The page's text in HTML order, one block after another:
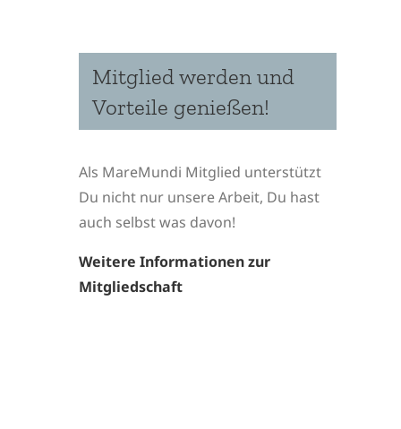
Mitglied werden und
Vorteile genießen!
Als MareMundi Mitglied unterstützt
Du nicht nur unsere Arbeit, Du hast
auch selbst was davon!
Weitere Informationen zur
Mitgliedschaft